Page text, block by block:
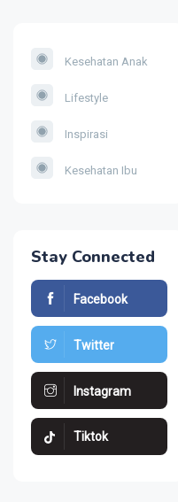
Kesehatan Anak
Lifestyle
Inspirasi
Kesehatan Ibu
Stay Connected
Facebook
Twitter
Instagram
Tiktok